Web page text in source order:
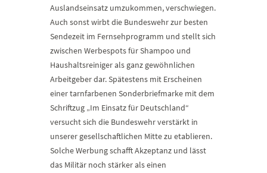
Auslandseinsatz umzukommen, verschwiegen.
Auch sonst wirbt die Bundeswehr zur besten
Sendezeit im Fernsehprogramm und stellt sich
zwischen Werbespots für Shampoo und
Haushaltsreiniger als ganz gewöhnlichen
Arbeitgeber dar. Spätestens mit Erscheinen
einer tarnfarbenen Sonderbriefmarke mit dem
Schriftzug „Im Einsatz für Deutschland“
versucht sich die Bundeswehr verstärkt in
unserer gesellschaftlichen Mitte zu etablieren.
Solche Werbung schafft Akzeptanz und lässt
das Militär noch stärker als einen